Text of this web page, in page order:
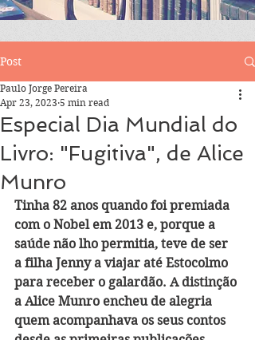
Post
Especial Dia Mundial do
Livro: "Fugitiva", de Alice
Munro
Paulo Jorge Pereira
Apr 23, 2023 5 min read
Tinha 82 anos quando foi premiada
com o Nobel em 2013 e, porque a
saúde não lho permitia, teve de ser
a filha Jenny a viajar até Estocolmo
para receber o galardão. A distinção
a Alice Munro encheu de alegria
quem acompanhava os seus contos